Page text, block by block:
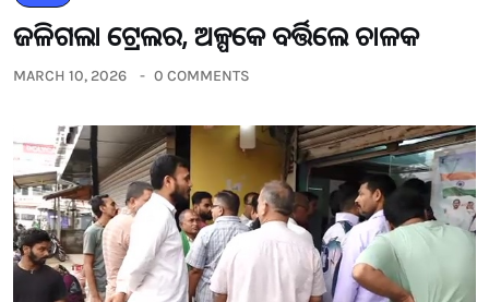
ଜଳିଗଲା ଟ୍ରେଲର, ଅଳ୍ପକେ ବର୍ତ୍ତିଲେ ଚାଳକ
MARCH 10, 2026 0 COMMENTS